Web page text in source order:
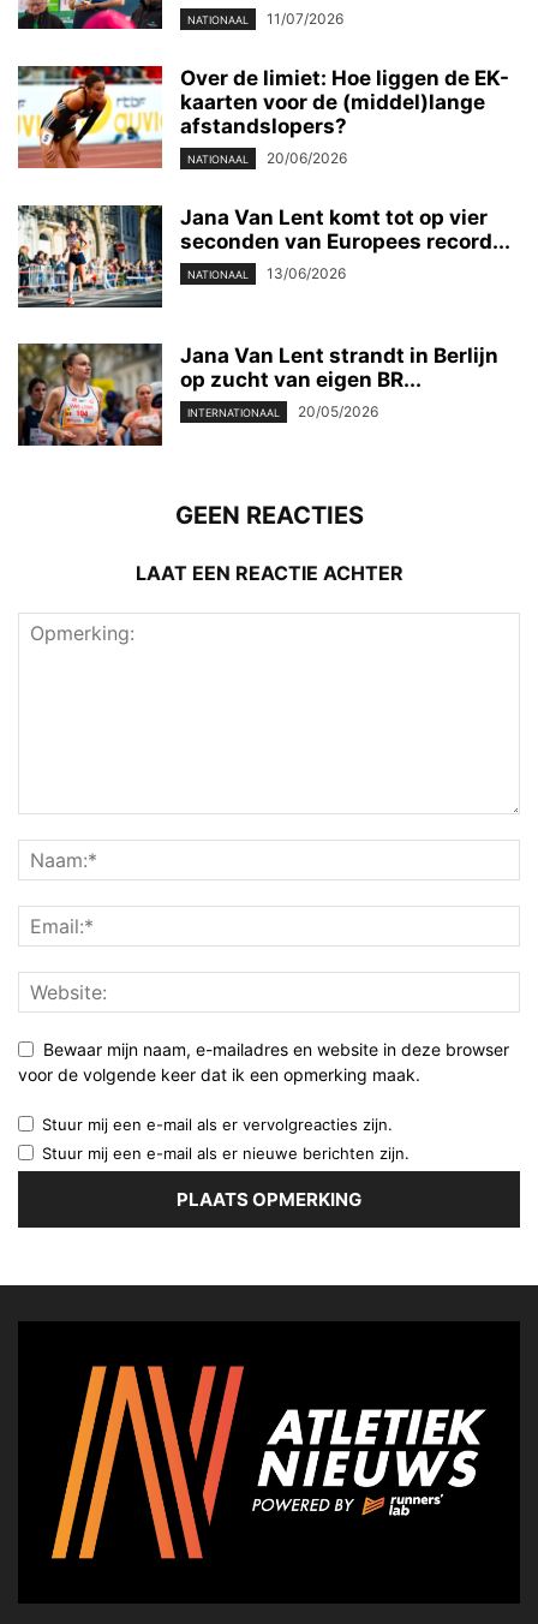
NATIONAAL 11/07/2026
Over de limiet: Hoe liggen de EK-
kaarten voor de (middel)lange
afstandslopers?
NATIONAAL 20/06/2026
Jana Van Lent komt tot op vier
seconden van Europees record...
NATIONAAL 13/06/2026
Jana Van Lent strandt in Berlijn
op zucht van eigen BR...
INTERNATIONAAL 20/05/2026
GEEN REACTIES
LAAT EEN REACTIE ACHTER
Bewaar mijn naam, e-mailadres en website in deze browser
voor de volgende keer dat ik een opmerking maak.
Stuur mij een e-mail als er vervolgreacties zijn.
Stuur mij een e-mail als er nieuwe berichten zijn.